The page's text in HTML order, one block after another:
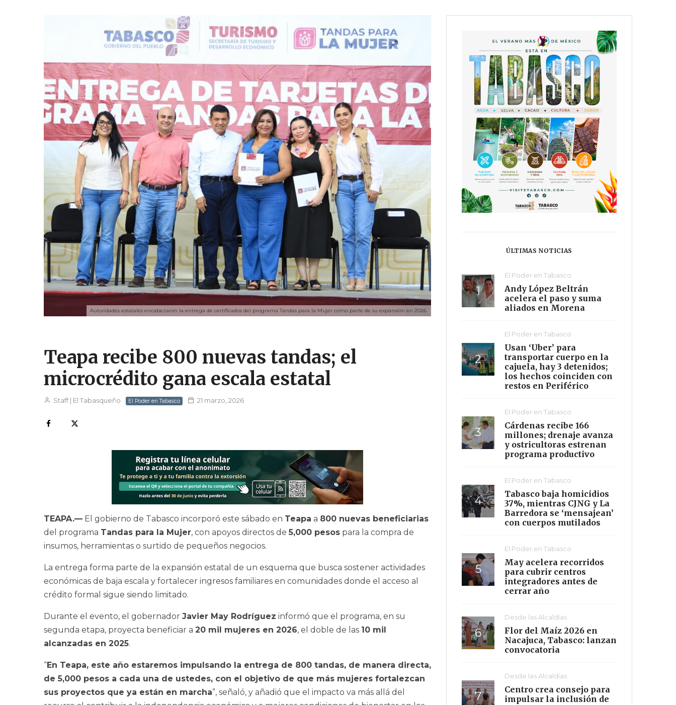
Autoridades estatales encabezaron la entrega de certificados del programa Tandas para la Mujer como parte de su expansión en 2026.
Teapa recibe 800 nuevas tandas; el
microcrédito gana escala estatal
Staff | El Tabasqueño El Poder en Tabasco 21 marzo, 2026
TEAPA.— El gobierno de Tabasco incorporó este sábado en Teapa a 800 nuevas beneficiarias
del programa Tandas para la Mujer, con apoyos directos de 5,000 pesos para la compra de
insumos, herramientas o surtido de pequeños negocios.
La entrega forma parte de la expansión estatal de un esquema que busca sostener actividades
económicas de baja escala y fortalecer ingresos familiares en comunidades donde el acceso al
crédito formal sigue siendo limitado.
Durante el evento, el gobernador Javier May Rodríguez informó que el programa, en su
segunda etapa, proyecta beneficiar a 20 mil mujeres en 2026, el doble de las 10 mil
alcanzadas en 2025.
“En Teapa, este año estaremos impulsando la entrega de 800 tandas, de manera directa,
de 5,000 pesos a cada una de ustedes, con el objetivo de que más mujeres fortalezcan
sus proyectos que ya están en marcha”, señaló, y añadió que el impacto va más allá del
ÚLTIMAS NOTICIAS
El Poder en Tabasco
Andy López Beltrán
acelera el paso y suma
aliados en Morena
El Poder en Tabasco
Usan ‘Uber’ para
transportar cuerpo en la
cajuela, hay 3 detenidos;
los hechos coinciden con
restos en Periférico
El Poder en Tabasco
Cárdenas recibe 166
millones; drenaje avanza
y ostricultoras estrenan
programa productivo
El Poder en Tabasco
Tabasco baja homicidios
37%, mientras CJNG y La
Barredora se ‘mensajean’
con cuerpos mutilados
El Poder en Tabasco
May acelera recorridos
para cubrir centros
integradores antes de
cerrar año
Desde las Alcaldías
Flor del Maíz 2026 en
Nacajuca, Tabasco: lanzan
convocatoria
Desde las Alcaldías
Centro crea consejo para
impulsar la inclusión de